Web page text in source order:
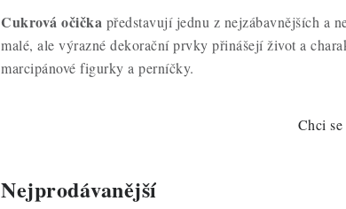
Cukrová očička představují jednu z nejzábavnějších a
malé, ale výrazné dekorační prvky přinášejí život a
marcipánové figurky a perníčky.
Chci
Nejprodávanější